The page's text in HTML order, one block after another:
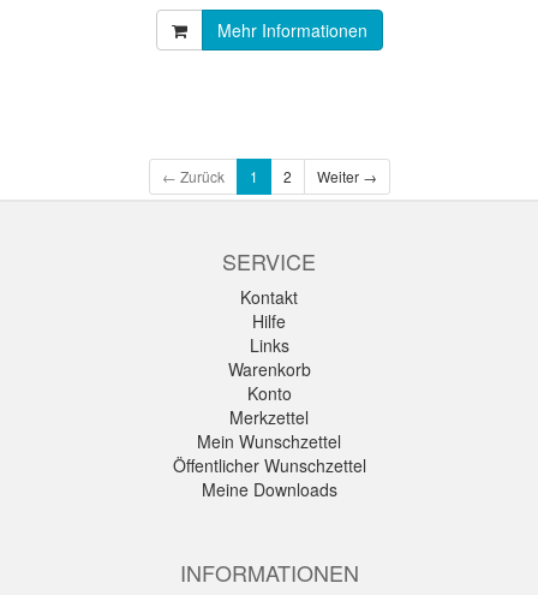
Mehr Informationen
← Zurück 1 2 Weiter →
SERVICE
Kontakt
Hilfe
Links
Warenkorb
Konto
Merkzettel
Mein Wunschzettel
Öffentlicher Wunschzettel
Meine Downloads
INFORMATIONEN